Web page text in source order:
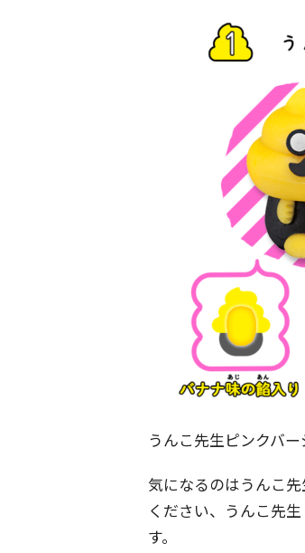
うんこ先生ピンクバー
気になるのはうんこ
ください、うんこ先
す。